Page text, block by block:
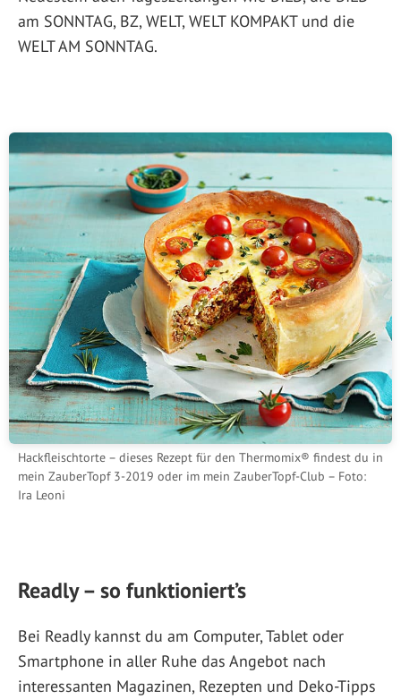
am SONNTAG, BZ, WELT, WELT KOMPAKT und die
WELT AM SONNTAG.
Hackfleischtorte – dieses Rezept für den Thermomix® findest du in
mein ZauberTopf 3-2019 oder im mein ZauberTopf-Club – Foto:
Ira Leoni
Readly – so funktioniert’s
Bei Readly kannst du am Computer, Tablet oder
Smartphone in aller Ruhe das Angebot nach
interessanten Magazinen, Rezepten und Deko-Tipps